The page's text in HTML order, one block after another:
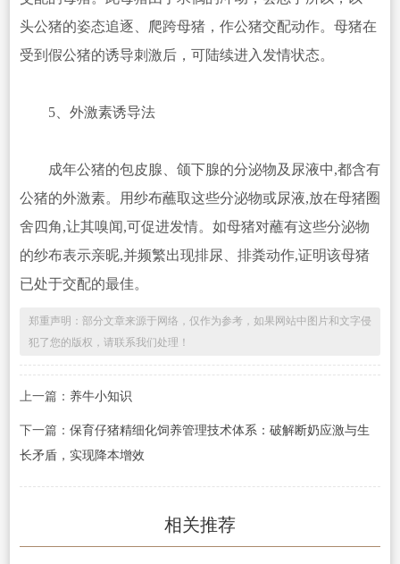
头公猪的姿态追逐、爬跨母猪，作公猪交配动作。母猪在
受到假公猪的诱导刺激后，可陆续进入发情状态。
5、外激素诱导法
成年公猪的包皮腺、颌下腺的分泌物及尿液中,都含有
公猪的外激素。用纱布蘸取这些分泌物或尿液,放在母猪圈
舍四角,让其嗅闻,可促进发情。如母猪对蘸有这些分泌物
的纱布表示亲昵,并频繁出现排尿、排粪动作,证明该母猪
已处于交配的最佳。
郑重声明：部分文章来源于网络，仅作为参考，如果网站中图片和文字侵
犯了您的版权，请联系我们处理！
上一篇： 养牛小知识
下一篇： 保育仔猪精细化饲养管理技术体系：破解断奶应激与生
长矛盾，实现降本增效
相关推荐